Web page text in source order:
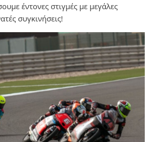
έντονες στιγμές με μεγάλες
συγκινήσεις!